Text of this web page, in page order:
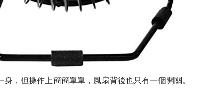
，但操作上簡簡單單，風扇背後也只有一個開關。